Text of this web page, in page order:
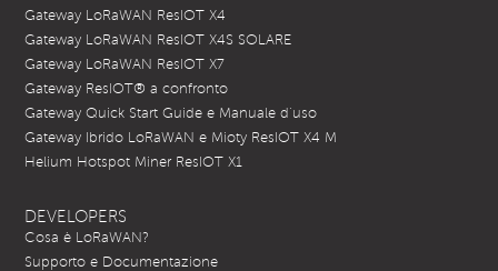
Gateway LoRaWAN ResIOT X4
Gateway LoRaWAN ResIOT X4S SOLARE
Gateway LoRaWAN ResIOT X7
Gateway ResIOT® a confronto
Gateway Quick Start Guide e Manuale d’uso
Gateway Ibrido LoRaWAN e Mioty ResIOT X4 M
Helium Hotspot Miner ResIOT X1
DEVELOPERS
Cosa è LoRaWAN?
Supporto e Documentazione